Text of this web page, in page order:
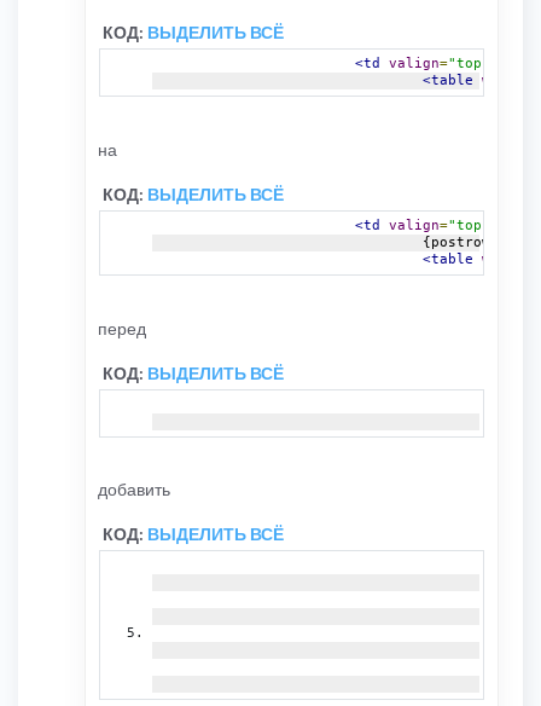
КОД: ВЫДЕЛИТЬ ВСЁ
<td valign="top"
<table
width
на
КОД: ВЫДЕЛИТЬ ВСЁ
<td valign="top"
<table
width
перед
КОД: ВЫДЕЛИТЬ ВСЁ
добавить
КОД: ВЫДЕЛИТЬ ВСЁ